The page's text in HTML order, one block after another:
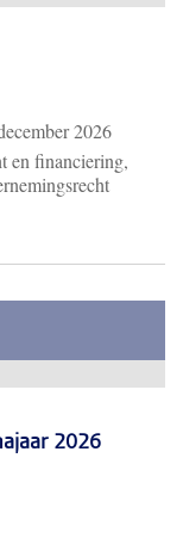
2026
en financiering,
2026